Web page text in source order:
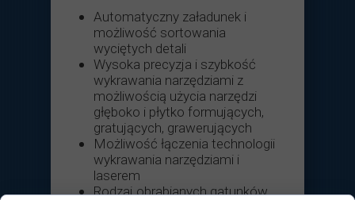
Automatyczny załadunek i
możliwość sortowania
wyciętych detali
Wysoka precyzja i szybkość
wykrawania narzędziami z
możliwością użycia narzędzi
głęboko i płytko formujących,
gratujących, grawerujących
Możliwość łączenia technologii
wykrawania narzędziami i
laserem
Rodzaj obrabianych gatunków